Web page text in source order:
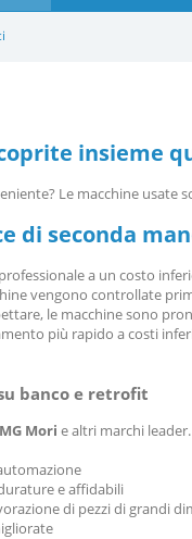
insieme
Le macchine
di seconda
a un costo
vengono controllate
le macchine sono
più rapido a costi
banco e retrofit
Mori e altri marchi
e affidabili
di pezzi di grandi